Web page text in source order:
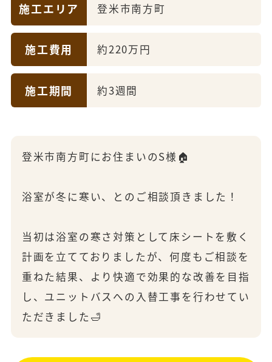
施工エリア 登米市南方町
施工費用 約220万円
施工期間 約3週間
登米市南方町にお住まいのS様🏠
浴室が冬に寒い、とのご相談頂きました！
当初は浴室の寒さ対策として床シートを敷く
計画を立てておりましたが、何度もご相談を
重ねた結果、より快適で効果的な改善を目指
し、ユニットバスへの入替工事を行わせてい
ただきました🛁